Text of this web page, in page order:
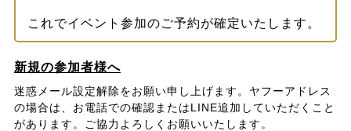
これでイベント参加のご予約が確定いたします。
新規の参加者様へ
迷惑メール設定解除をお願い申し上げます。ヤフーアドレス
の場合は、お電話での確認またはLINE追加していただくこと
があります。ご協力よろしくお願いいたします。